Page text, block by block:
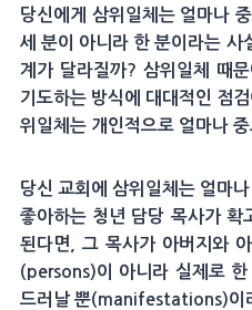
당신에게 삼위일체는 얼마나
세 분이 아니라 한 분이라는 사
계가 달라질까? 삼위일체 때
기도하는 방식에 대대적인 점
위일체는 개인적으로 얼마나
당신 교회에 삼위일체는 얼마
좋아하는 청년 담당 목사가 확
된다면, 그 목사가 아버지와
(persons)이 아니라 실제로
드러날 뿐(manifestations)이